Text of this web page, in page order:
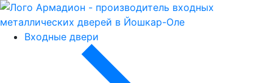
Входные двери